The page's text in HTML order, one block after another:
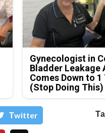
Gynecologist in
Bladder Leakage
Comes Down to 1
(Stop Doing This)
Тwitter